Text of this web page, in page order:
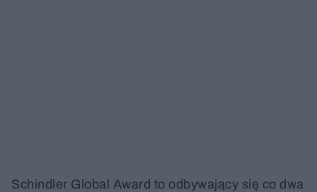
Schindler Global Award to odbywający się co dwa